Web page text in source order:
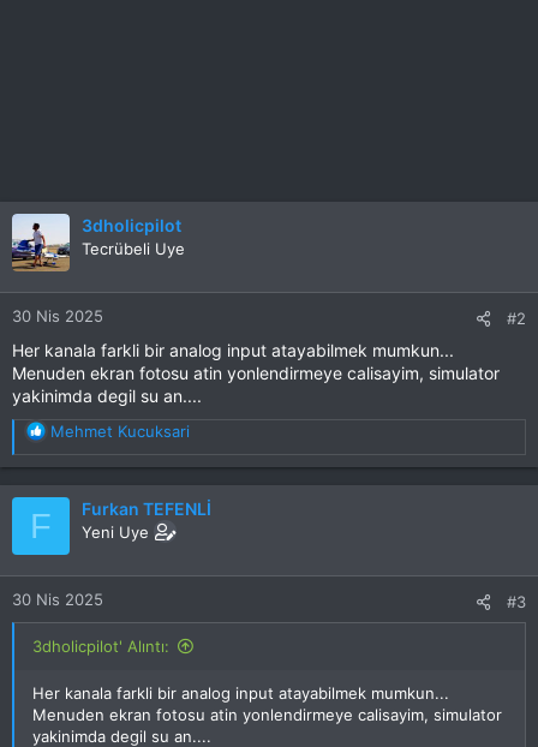
3dholicpilot
Tecrübeli Uye
30 Nis 2025 #2
Her kanala farkli bir analog input atayabilmek mumkun...
Menuden ekran fotosu atin yonlendirmeye calisayim, simulator
yakinimda degil su an....
T
e
p
k
i
e
r
:
Mehmet Kucuksari
F Furkan TEFENLİ
Yeni Uye
30 Nis 2025 #3
3dholicpilot' Alıntı:
Her kanala farkli bir analog input atayabilmek mumkun...
Menuden ekran fotosu atin yonlendirmeye calisayim, simulator
yakinimda degil su an....